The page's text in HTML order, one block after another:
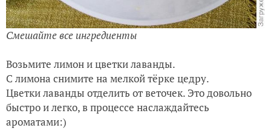
Смешайте все ингредиенты
Возьмите лимон и цветки лаванды.
С лимона снимите на мелкой тёрке цедру.
Цветки лаванды отделить от веточек. Это довольно
быстро и легко, в процессе наслаждайтесь
ароматами:)